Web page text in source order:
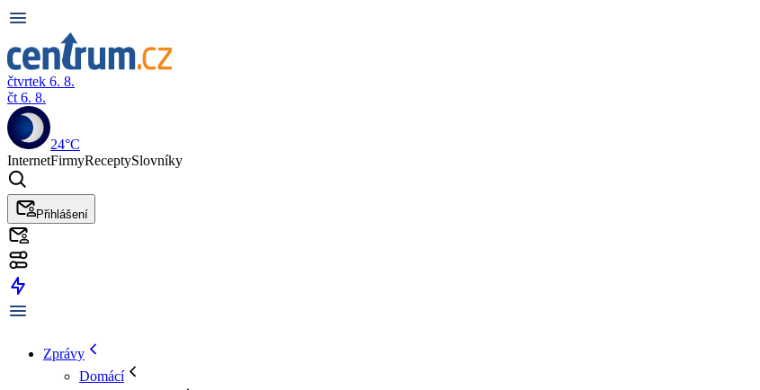
čtvrtek 6. 8.
čt 6. 8.
24°C
InternetFirmyReceptySlovníky
Přihlášení
Zprávy
Domácí